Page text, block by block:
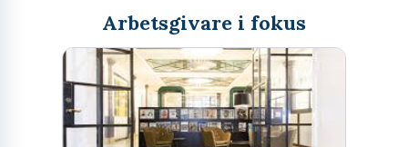
Arbetsgivare i fokus